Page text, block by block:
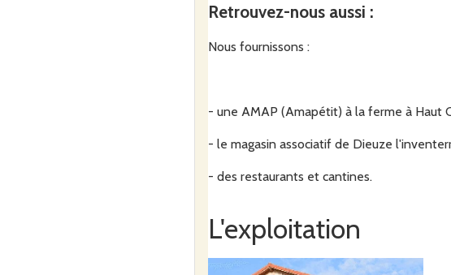
Retrouvez-nous aussi :
Nous fournissons :
- une AMAP (Amapétit) à la ferme à Haut
- le magasin associatif de Dieuze
- des restaurants et cantines.
L'exploitation